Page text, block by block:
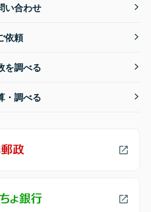
い合わせ
依頼
を調べる
・調べる